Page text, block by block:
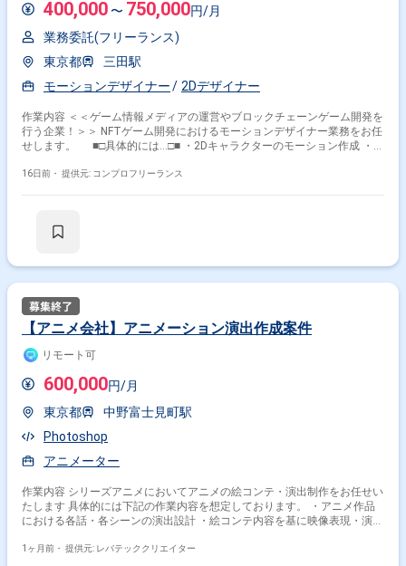
400,000 〜 750,000円/月
業務委託(フリーランス)
東京都
三田駅
モーションデザイナー
2Dデザイナー
作業内容 ＜＜ゲーム情報メディアの運営やブロックチェーンゲーム開発を
行う企業！＞＞ NFTゲーム開発におけるモーションデザイナー業務をお任
せします。 ■□具体的には…□■ ・2Dキャラクターのモーション作成 ・
めです！＞ ・デザインスキルを活かしたい方 ・新しい技術や表現に挑戦
16日前・ 提供元: コンプロフリーランス
【アニメ会社】アニメーション演出作成案件
リモート可
600,000円/月
東京都
中野富士見町駅
Photoshop
アニメーター
作業内容 シリーズアニメにおいてアニメの絵コンテ・演出制作をお任せい
たします 具体的には下記の作業内容を想定しております。 ・アニメ作品
における各話・各シーンの演出設計 ・絵コンテ内容を基に映像表現・演技
1ヶ月前・ 提供元: レバテッククリエイター